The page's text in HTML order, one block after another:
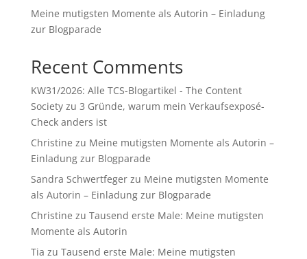
Meine mutigsten Momente als Autorin – Einladung
zur Blogparade
Recent Comments
KW31/2026: Alle TCS-Blogartikel - The Content
Societyzu 3 Gründe, warum mein Verkaufsexposé-
Check anders ist
Christine zu Meine mutigsten Momente als Autorin –
Einladung zur Blogparade
Sandra Schwertfegerzu Meine mutigsten Momente
als Autorin – Einladung zur Blogparade
Christine zu Tausend erste Male: Meine mutigsten
Momente als Autorin
Tia zu Tausend erste Male: Meine mutigsten